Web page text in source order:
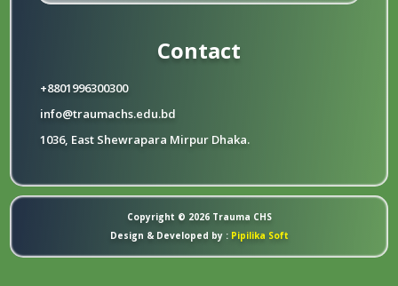
Contact
+8801996300300
info@traumachs.edu.bd
1036, East Shewrapara Mirpur Dhaka.
Copyright © 2026 Trauma CHS
Design & Developed by :Pipilika Soft